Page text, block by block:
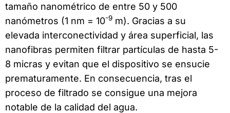
tamaño nanométrico de entre 50 y 500
nanómetros (1 nm = 10-9 m). Gracias a su
elevada interconectividad y área superficial, las
nanofibras permiten filtrar partículas de hasta 5-
8 micras y evitan que el dispositivo se ensucie
prematuramente. En consecuencia, tras el
proceso de filtrado se consigue una mejora
notable de la calidad del agua.